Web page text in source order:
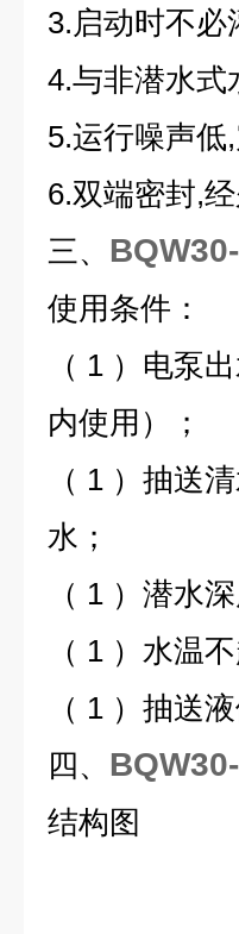
3.启动时不必
4.与非潜水式
5.运行噪声低,
6.双端密封,
三、
使用条件：
（ 1 ）电泵
内使用）；
（ 1 ）抽送
水；
（ 1 ）潜水
（ 1 ）水温
（ 1 ）抽送
四、
结构图